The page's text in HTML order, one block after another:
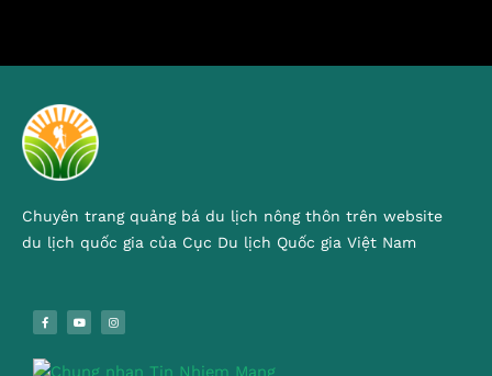
Chuyên trang quảng bá du lịch nông thôn trên website
du lịch quốc gia của Cục Du lịch Quốc gia Việt Nam